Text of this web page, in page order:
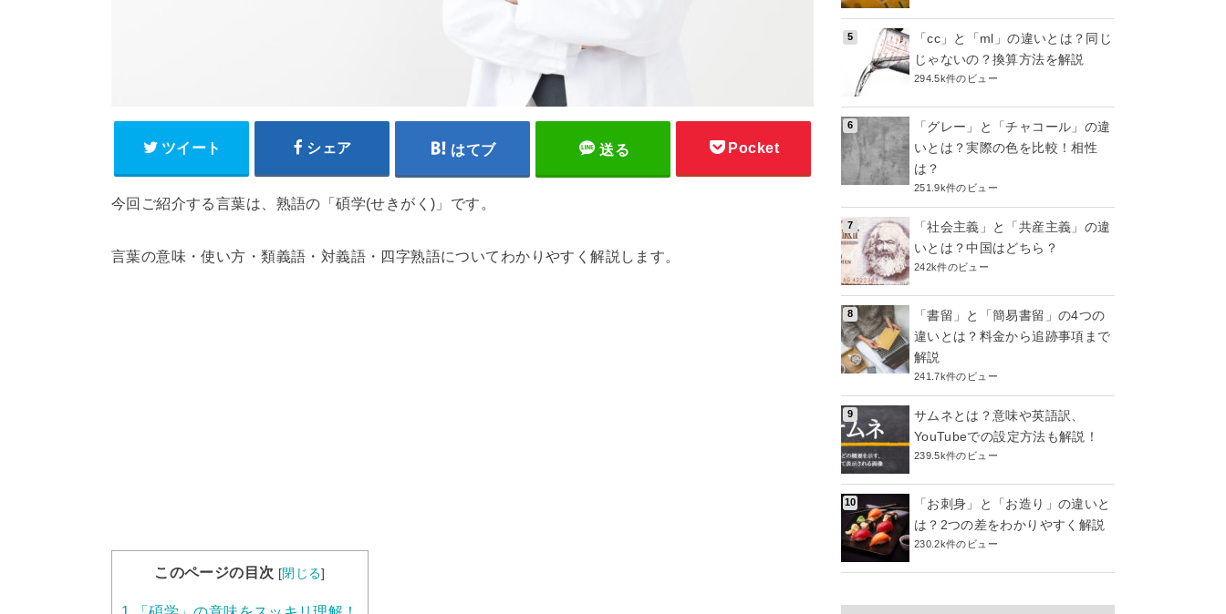
ツイート シェア はてブ 送る Pocket
今回ご紹介する言葉は、熟語の「碩学(せきがく)」です。
言葉の意味・使い方・類義語・対義語・四字熟語についてわかりやすく解説します。
このページの目次 [閉じる]
「cc」と「ml」の違いとは？同じ
じゃないの？換算方法を解説
294.5k件のビュー
「グレー」と「チャコール」の違
いとは？実際の色を比較！相性
は？
251.9k件のビュー
「社会主義」と「共産主義」の違
いとは？中国はどちら？
242k件のビュー
「書留」と「簡易書留」の4つの
違いとは？料金から追跡事項まで
解説
241.7k件のビュー
サムネとは？意味や英語訳、
YouTubeでの設定方法も解説！
239.5k件のビュー
「お刺身」と「お造り」の違いと
は？2つの差をわかりやすく解説
230.2k件のビュー